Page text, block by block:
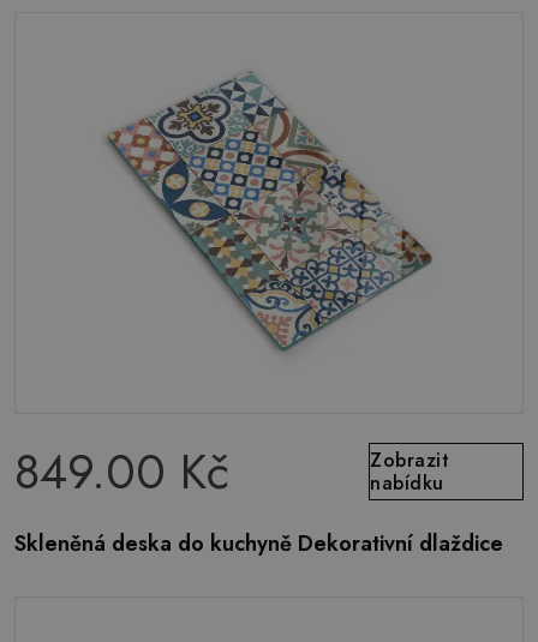
849.00 Kč
Zobrazit
nabídku
Skleněná deska do kuchyně Dekorativní dlaždice